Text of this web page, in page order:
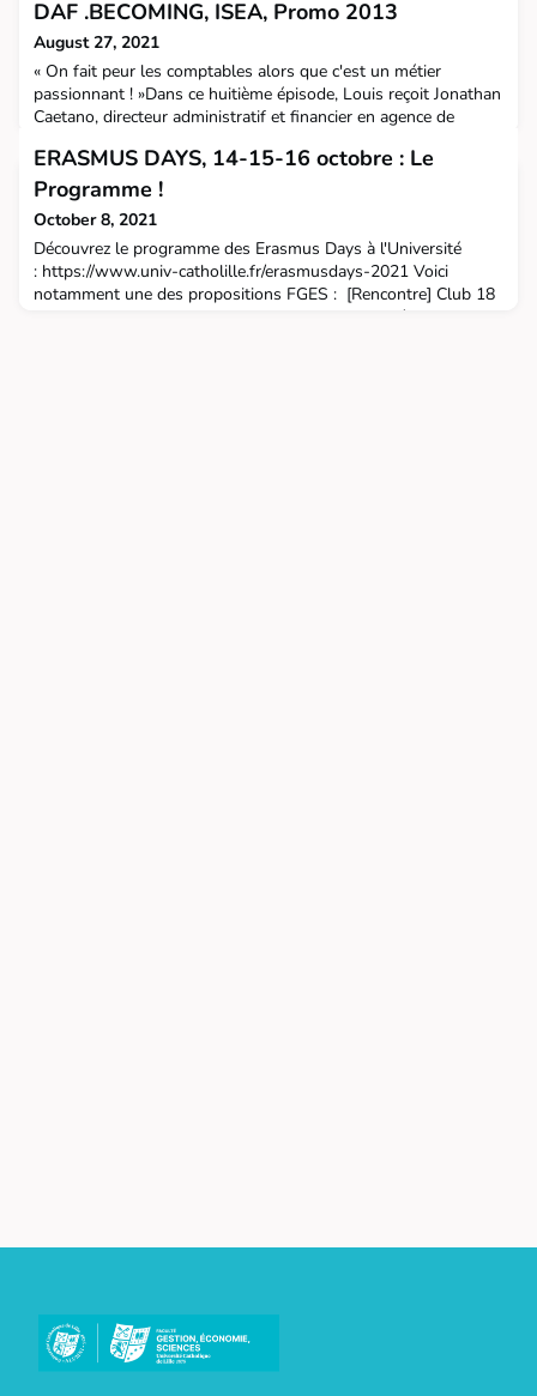
DAF .BECOMING, ISEA, Promo 2013
August 27, 2021
« On fait peur les comptables alors que c'est un métier
passionnant ! »Dans ce huitième épisode, Louis reçoit Jonathan
Caetano, directeur administratif et financier en agence de
2013. Jonathan veut démolir les clichés autour des métiers de
la finance, affirme qu'il faut accepter de ne pas être expert en
tout et souligne l'importance de comme
ERASMUS DAYS, 14-15-16 octobre : Le
Programme !
October 8, 2021
Découvrez le programme des Erasmus Days à l'Université
: https://www.univ-catholille.fr/erasmusdays-2021 Voici
notamment une des propositions FGES : [Rencontre] Club 18
“Mobility as a career booster” #FGESOuvert aux étudiantes et